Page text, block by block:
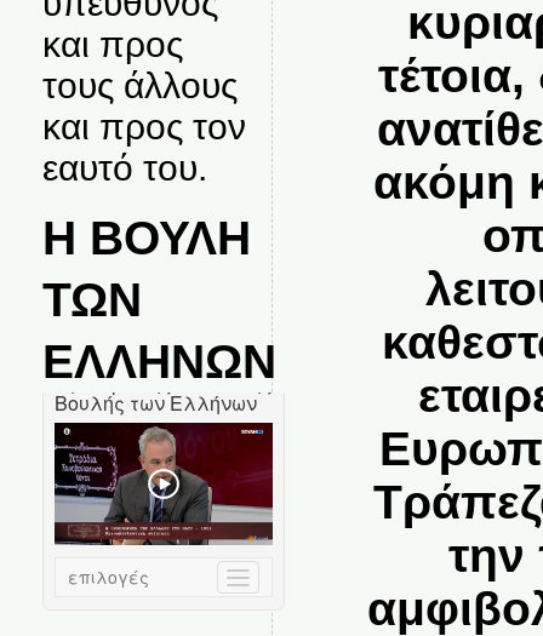
και προς
τους άλλους
και προς τον
εαυτό του.
Η ΒΟΥΛΗ
ΤΩΝ
ΕΛΛΗΝΩΝ
ακόμη
την